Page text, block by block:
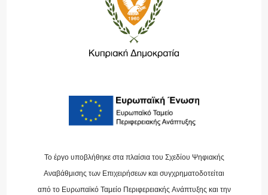
Το έργο υποβλήθηκε στα πλαίσια του Σχεδίου Ψηφιακής
Αναβάθμισης των Επιχειρήσεων και συγχρηματοδοτείται
από το Ευρωπαϊκό Ταμείο Περιφερειακής Ανάπτυξης και την